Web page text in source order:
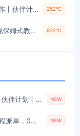
历史人物，诗人一生Vlog教学， AI制作丨伙伴计划丨精选收益丨商单收徒 ，新领域红利期，抓紧做 252℃
一节课了解AI头条项目，从注册到变现保姆式教学，零基础可以操作【揭秘】 872℃
历史人物，诗人一生Vlog教学， AI制作丨伙伴计划丨精选收益丨商单收徒 ，新领域红利期，抓紧做 NEW
【2026】AI副业新风口，一单500+，全程派单，0门槛直接干 NEW